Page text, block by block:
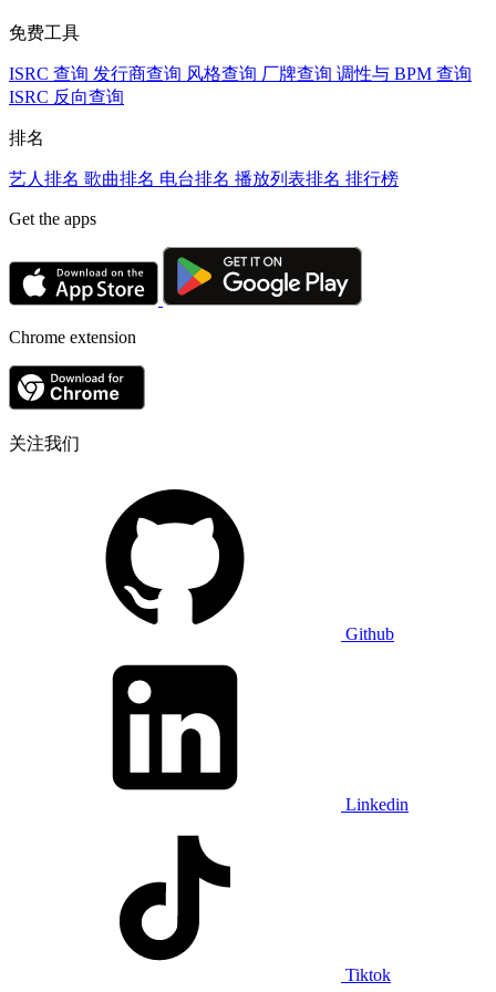
免费工具
ISRC 查询 发行商查询 风格查询 厂牌查询 调性与 BPM 查询
ISRC 反向查询
排名
艺人排名 歌曲排名 电台排名 播放列表排名 排行榜
Get the apps
Chrome extension
关注我们
Github
Linkedin
Tiktok